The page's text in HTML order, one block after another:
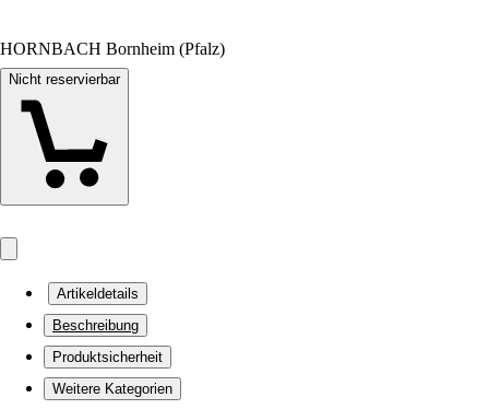
HORNBACH Bornheim (Pfalz)
Nicht reservierbar
Artikeldetails
Beschreibung
Produktsicherheit
Weitere Kategorien